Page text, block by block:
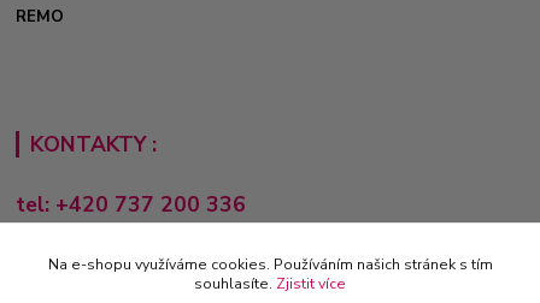
REMO
KONTAKTY :
tel: +420 737 200 336
Pondělí-Pátek: 8 - 17 hodin
obchod@e-sporting.cz
Na e-shopu využíváme cookies. Používáním našich stránek s tím
souhlasíte. Zjistit více